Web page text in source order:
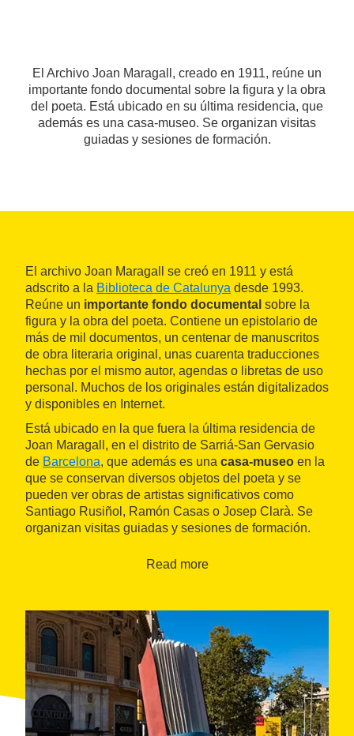
El Archivo Joan Maragall, creado en 1911, reúne un
importante fondo documental sobre la figura y la obra
del poeta. Está ubicado en su última residencia, que
además es una casa-museo. Se organizan visitas
guiadas y sesiones de formación.
El archivo Joan Maragall se creó en 1911 y está
adscrito a la Biblioteca de Catalunya desde 1993.
Reúne un importante fondo documental sobre la
figura y la obra del poeta. Contiene un epistolario de
más de mil documentos, un centenar de manuscritos
de obra literaria original, unas cuarenta traducciones
hechas por el mismo autor, agendas o libretas de uso
personal. Muchos de los originales están digitalizados
y disponibles en Internet.
Está ubicado en la que fuera la última residencia de
Joan Maragall, en el distrito de Sarriá-San Gervasio
de Barcelona, que además es una casa-museo en la
que se conservan diversos objetos del poeta y se
pueden ver obras de artistas significativos como
Santiago Rusiñol, Ramón Casas o Josep Clarà. Se
organizan visitas guiadas y sesiones de formación.
Read more